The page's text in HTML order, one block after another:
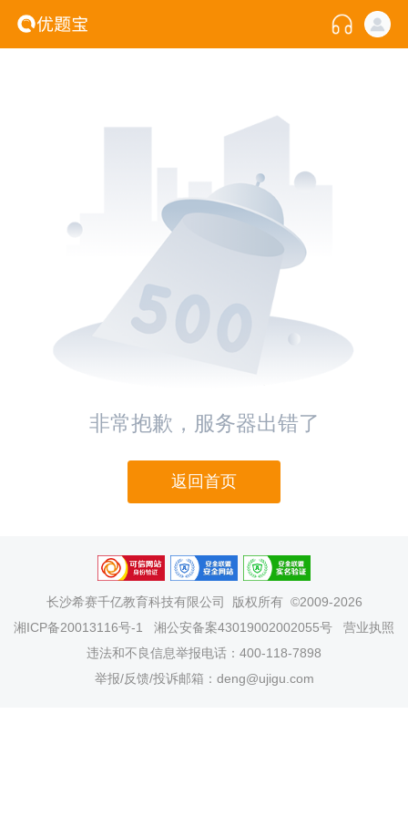
非常抱歉，服务器出错了
返回首页
长沙希赛千亿教育科技有限公司
版权所有 ©2009-2026
湘ICP备20013116号-1
湘公安备案43019002002055号
营业执照
违法和不良信息举报电话：400-118-7898
举报/反馈/投诉邮箱：deng@ujigu.com